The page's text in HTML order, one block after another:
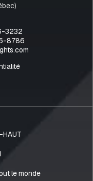
3232
8786
HAUT
le monde